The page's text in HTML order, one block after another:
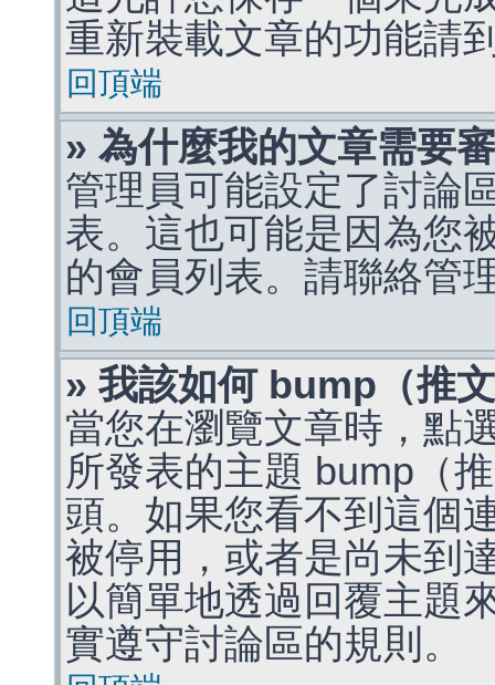
重新裝載文章的功能請
回頂端
» 為什麼我的文章需要
管理員可能設定了討論
表。這也可能是因為您
的會員列表。請聯絡管
回頂端
» 我該如何 bump（推
當您在瀏覽文章時，點
所發表的主題 bump（
頭。如果您看不到這個
被停用，或者是尚未到
以簡單地透過回覆主題
實遵守討論區的規則。